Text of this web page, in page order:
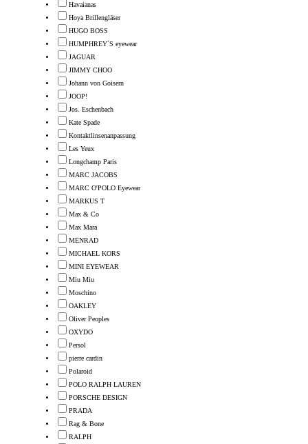
Havaianas
Hoya Brillengläser
HUGO BOSS
HUMPHREY´S eyewear
JAGUAR
JIMMY CHOO
Johann von Goisern
JOOP!
Jos. Eschenbach
Kate Spade
Kontaktlinsenanpassung
Les Yeux
Longchamp Paris
MARC JACOBS
MARC O'POLO Eyewear
MARKUS T
Max & Co
Max Mara
MENRAD
MICHAEL KORS
MINI EYEWEAR
Miu Miu
Moschino
OAKLEY
Oliver Peoples
OXYDO
Persol
pierre cardin
Polaroid
POLO RALPH LAUREN
PORSCHE DESIGN
PRADA
Rag & Bone
RALPH